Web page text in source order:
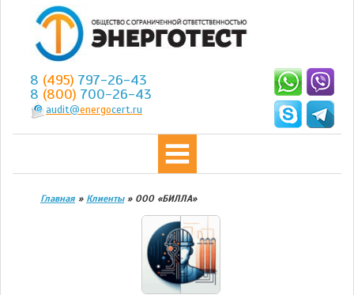
8 (495) 797-26-43
8 (800) 700-26-43
audit@energocert.ru
Главная » Клиенты» ООО «БИЛЛА»